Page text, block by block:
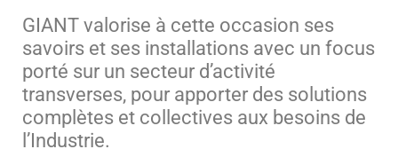
GIANT valorise à cette occasion ses
savoirs et ses installations avec un focus
porté sur un secteur d’activité
transverses, pour apporter des solutions
complètes et collectives aux besoins de
l’Industrie.